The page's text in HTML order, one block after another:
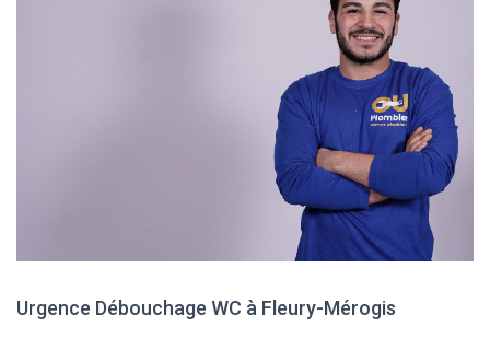
Urgence Débouchage WC à Fleury-Mérogis